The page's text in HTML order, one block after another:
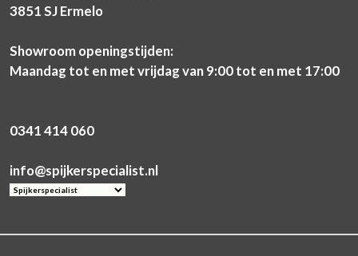
3851 SJ Ermelo
Showroom openingstijden:
Maandag tot en met vrijdag van 9:00 tot en met 17:00
0341 414 060
info@spijkerspecialist.nl